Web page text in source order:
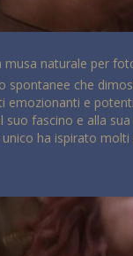
naturale per
che
e
fascino e alla
ha ispirato